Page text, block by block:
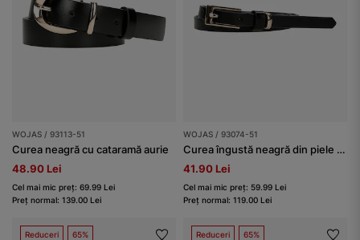
WOJAS / 93113-51
Curea neagră cu cataramă aurie
48.90 Lei
Cel mai mic preț: 69.99 Lei
Preț normal: 139.00 Lei
WOJAS / 93074-51
Curea îngustă neagră din piele granulată
41.90 Lei
Cel mai mic preț: 59.99 Lei
Preț normal: 119.00 Lei
Reduceri 65% Reduceri 65%